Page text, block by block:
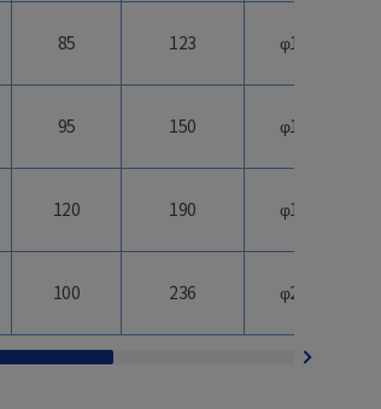
85 123 φ100
95 150 φ130
120 190 φ155
100 236 φ200